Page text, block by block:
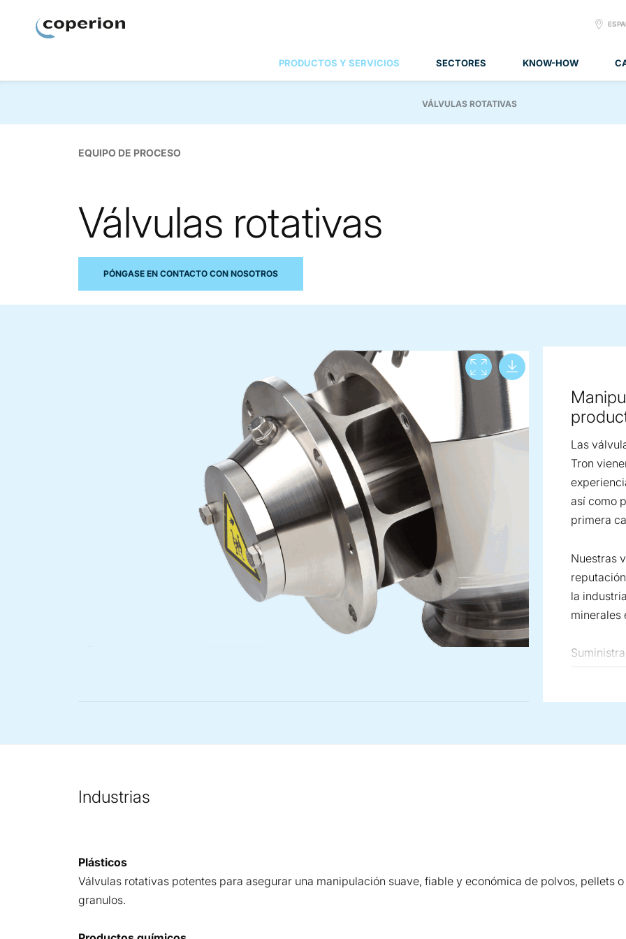
PRODUCTOS Y SERVICIOS SECTORES KNOW-HOW
VÁLVULAS ROTATIVAS
EQUIPO DE PROCESO
Válvulas rotativas
PÓNGASE EN CONTACTO CON NOSOTROS
View full screen
Las
Tron
así como
primera
Nuestras
la
minerales
la
contra el
Industrias
Plásticos
Válvulas rotativas potentes para asegurar una manipulación suave, fiable y económica de polvos, pellets o
granulos.